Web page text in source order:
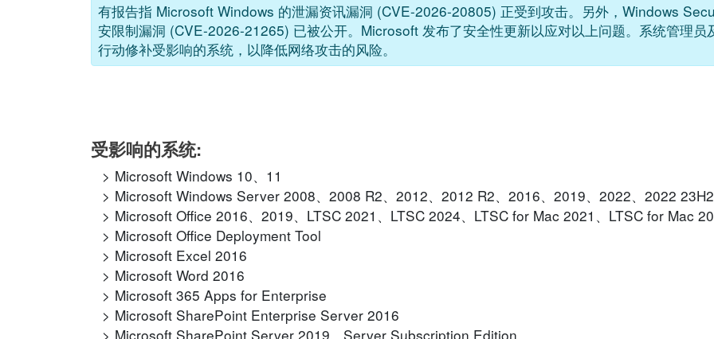
有报告指 Microsoft Windows 的泄漏资讯漏洞 (CVE-2026-20805) 正受到攻击。另外，Windows
安限制漏洞 (CVE-2026-21265) 已被公开。Microsoft 发布了安全性更新以应对以上问题。系统管理员
行动修补受影响的系统，以降低网络攻击的风险。
受影响的系统:
Microsoft Windows 10、11
Microsoft Windows Server 2008、2008 R2、2012、2012 R2、2016、2019、2022、2022
Microsoft Office 2016、2019、LTSC 2021、LTSC 2024、LTSC for Mac 2021、LTSC for Mac
Microsoft Office Deployment Tool
Microsoft Excel 2016
Microsoft Word 2016
Microsoft 365 Apps for Enterprise
Microsoft SharePoint Enterprise Server 2016
Microsoft SharePoint Server 2019、Server Subscription Edition